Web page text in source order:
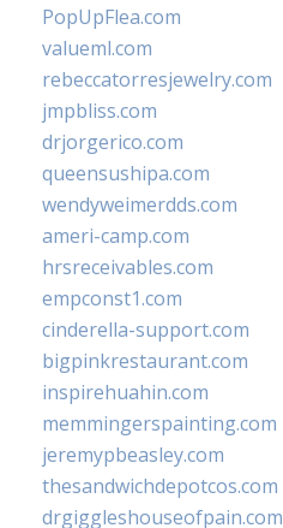
PopUpFlea.com
valueml.com
rebeccatorresjewelry.com
jmpbliss.com
drjorgerico.com
queensushipa.com
wendyweimerdds.com
ameri-camp.com
hrsreceivables.com
empconst1.com
cinderella-support.com
bigpinkrestaurant.com
inspirehuahin.com
memmingerspainting.com
jeremypbeasley.com
thesandwichdepotcos.com
drgiggleshouseofpain.com